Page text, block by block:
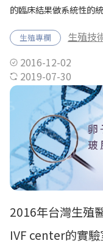
的臨床結果做系統性的
生殖專欄 生殖技
2016-12-02
2019-07-30
2016年台灣生殖
IVF center的實